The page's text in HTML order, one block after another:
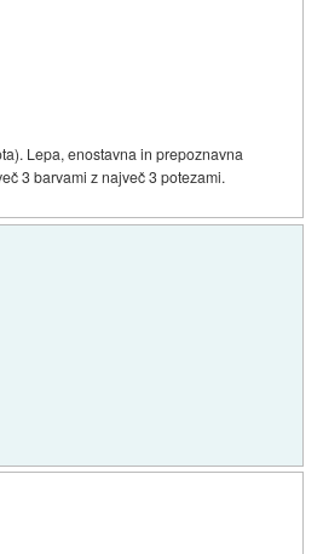
Lepa, enostavna in prepoznavna
3 barvami z največ 3 potezami.